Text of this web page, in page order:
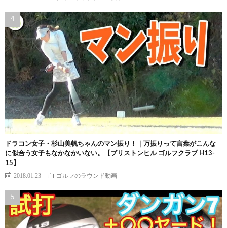
ドラコン女子・杉山美帆ちゃんのマン振り！｜万振りって言葉がこんな
に似合う女子もなかなかいない。【ブリストンヒル ゴルフクラブ H13-
15】
2018.01.23 ゴルフのラウンド動画